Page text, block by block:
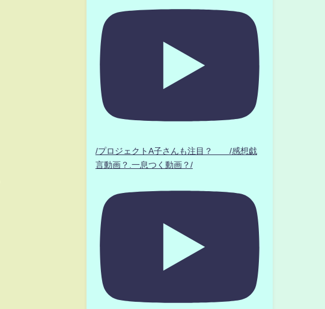
/プロジェクトA子さんも注目？ /感想戯
言動画？.一息つく動画？/